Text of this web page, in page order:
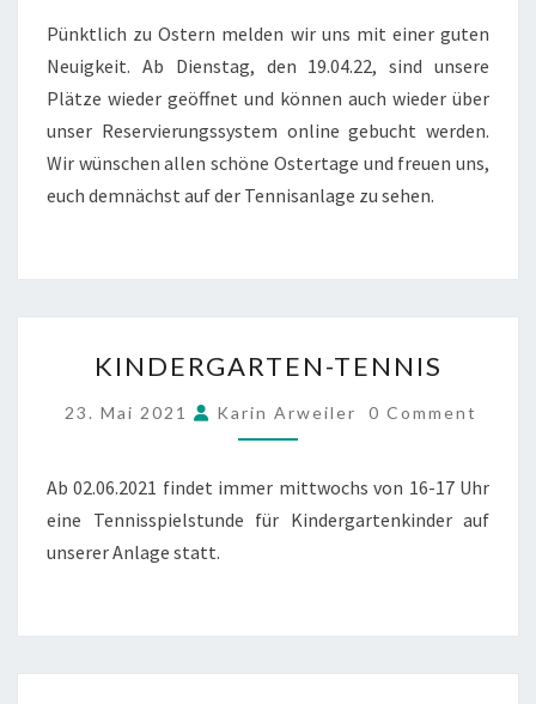
Pünktlich zu Ostern melden wir uns mit einer guten
Neuigkeit. Ab Dienstag, den 19.04.22, sind unsere
Plätze wieder geöffnet und können auch wieder über
unser Reservierungssystem online gebucht werden.
Wir wünschen allen schöne Ostertage und freuen uns,
euch demnächst auf der Tennisanlage zu sehen.
TENNIS
KINDERGARTEN-TENNIS
23. Mai 2021 Karin Arweiler COMMENTS
0 Comment
Ab 02.06.2021 findet immer mittwochs von 16-17 Uhr
eine Tennisspielstunde für Kindergartenkinder auf
unserer Anlage statt.